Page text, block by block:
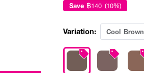
Save ฿140 (10%)
Variation: Cool Brown​